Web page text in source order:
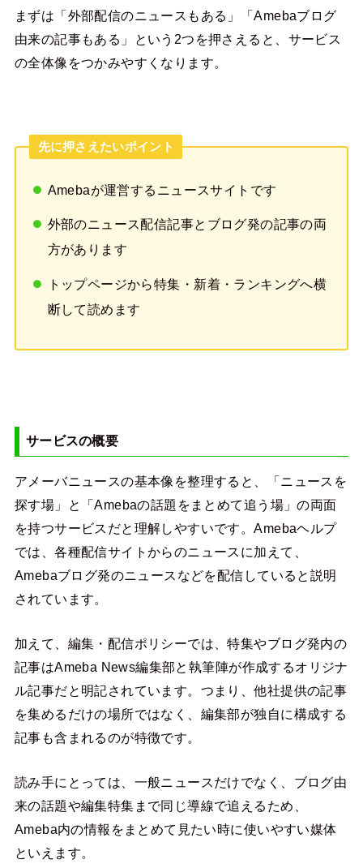
まずは「外部配信のニュースもある」「Amebaブログ
由来の記事もある」という2つを押さえると、サービス
の全体像をつかみやすくなります。
先に押さえたいポイント
Amebaが運営するニュースサイトです
外部のニュース配信記事とブログ発の記事の両
方があります
トップページから特集・新着・ランキングへ横
断して読めます
サービスの概要
アメーバニュースの基本像を整理すると、「ニュースを
探す場」と「Amebaの話題をまとめて追う場」の両面
を持つサービスだと理解しやすいです。Amebaヘルプ
では、各種配信サイトからのニュースに加えて、
Amebaブログ発のニュースなどを配信していると説明
されています。
加えて、編集・配信ポリシーでは、特集やブログ発内の
記事はAmeba News編集部と執筆陣が作成するオリジナ
ル記事だと明記されています。つまり、他社提供の記事
を集めるだけの場所ではなく、編集部が独自に構成する
記事も含まれるのが特徴です。
読み手にとっては、一般ニュースだけでなく、ブログ由
来の話題や編集特集まで同じ導線で追えるため、
Ameba内の情報をまとめて見たい時に使いやすい媒体
といえます。